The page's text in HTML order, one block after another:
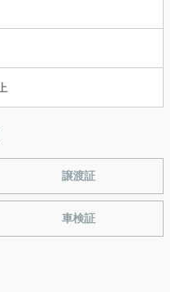
譲渡証
車検証